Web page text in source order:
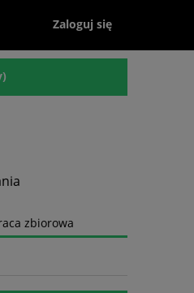
Zaloguj się
zbiorowa